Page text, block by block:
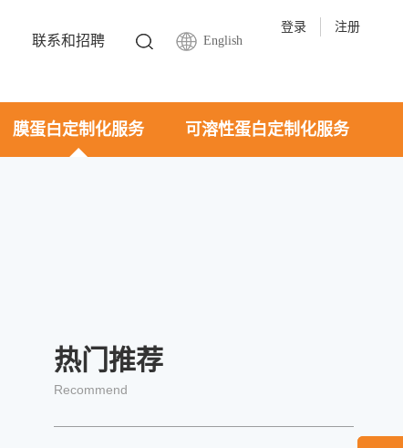
登录
注册
English
联系和招聘
膜蛋白定制化服务 可溶性蛋白定制化服务
热门推荐
Recommend